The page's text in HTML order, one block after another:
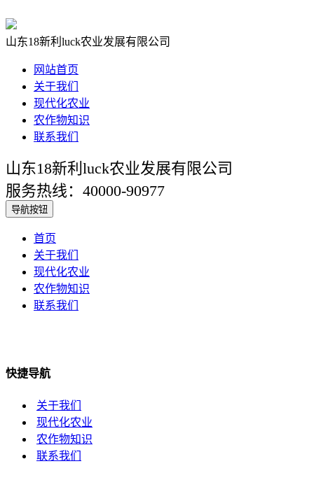
山东18新利luck农业发展有限公司
网站首页
关于我们
现代化农业
农作物知识
联系我们
山东18新利luck农业发展有限公司
服务热线：40000-90977
导航按钮
首页
关于我们
现代化农业
农作物知识
联系我们
快捷导航
关于我们
现代化农业
农作物知识
联系我们